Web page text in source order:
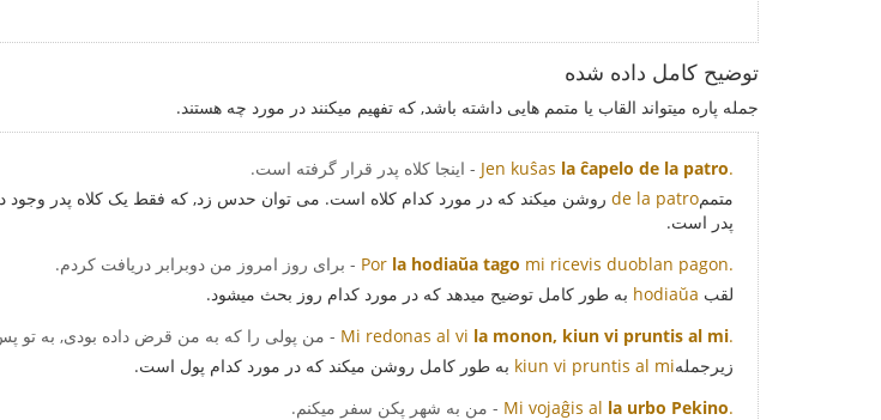
توضیح کامل داده شده
جمله پاره میتواند القاب یا متمم هایی داشته باشد, که تفهیم میکنند در مورد چه هستند.
Jen kuŝas la ĉapelo de la patro.
- اینجا کلاه پدر قرار گرفته است.
متممde la patro روشن میکند که در مورد کدام کلاه است. می توان حدس زد, که فقط یک کلاه پدر وجود
پدر است.
Por la hodiaŭa tago mi ricevis duoblan pagon.
- برای روز امروز من دوبرابر دریافت کردم.
لقب hodiaŭa به طور کامل توضیح میدهد که در مورد کدام روز بحث میشود.
Mi redonas al vi la monon, kiun vi pruntis al mi.
- من پولی را که به من قرض داده بودی, به تو
زیرجملهkiun vi pruntis al mi به طور کامل روشن میکند که در مورد کدام پول است.
Mi vojaĝis al la urbo Pekino.
- من به شهر پکن سفر میکنم.